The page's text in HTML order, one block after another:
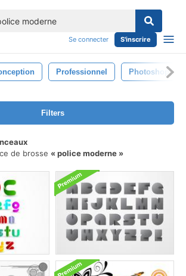
Se connecter S'inscrire
Professionnel Photoshop
Filters
de brosse
police moderne